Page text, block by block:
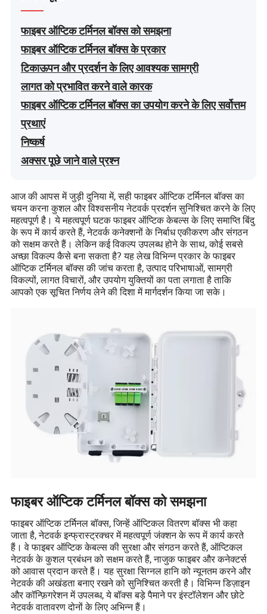
फाइबर ऑप्टिक टर्मिनल बॉक्स को समझना
फाइबर ऑप्टिक टर्मिनल बॉक्स के प्रकार
टिकाऊपन और प्रदर्शन के लिए आवश्यक सामग्री
लागत को प्रभावित करने वाले कारक
फाइबर ऑप्टिक टर्मिनल बॉक्स का उपयोग करने के लिए सर्वोत्तम
प्रथाएं
निष्कर्ष
अक्सर पूछे जाने वाले प्रश्न
आज की आपस में जुड़ी दुनिया में, सही फाइबर ऑप्टिक टर्मिनल बॉक्स का
चयन करना कुशल और विश्वसनीय नेटवर्क प्रदर्शन सुनिश्चित करने के लिए
महत्वपूर्ण है। ये महत्वपूर्ण घटक फाइबर ऑप्टिक केबल्स के लिए समाप्ति बिंदु
के रूप में कार्य करते हैं, नेटवर्क कनेक्शनों के निर्बाध एकीकरण और संगठन
को सक्षम करते हैं। लेकिन कई विकल्प उपलब्ध होने के साथ, कोई सबसे
अच्छा विकल्प कैसे बना सकता है? यह लेख विभिन्न प्रकार के फाइबर
ऑप्टिक टर्मिनल बॉक्स की जांच करता है, उत्पाद परिभाषाओं, सामग्री
विकल्पों, लागत विचारों, और उपयोग युक्तियों का पता लगाता है ताकि
आपको एक सूचित निर्णय लेने की दिशा में मार्गदर्शन किया जा सके।
फाइबर ऑप्टिक टर्मिनल बॉक्स को समझना
फाइबर ऑप्टिक टर्मिनल बॉक्स, जिन्हें ऑप्टिकल वितरण बॉक्स भी कहा
जाता है, नेटवर्क इन्फ्रास्ट्रक्चर में महत्वपूर्ण जंक्शन के रूप में कार्य करते
हैं। वे फाइबर ऑप्टिक केबल्स की सुरक्षा और संगठन करते हैं, ऑप्टिकल
नेटवर्क के कुशल प्रबंधन को सक्षम करते हैं, नाजुक फाइबर और कनेक्टर्स
को आवास प्रदान करते हैं। यह सुरक्षा सिग्नल हानि को न्यूनतम करने और
नेटवर्क की अखंडता बनाए रखने को सुनिश्चित करती है। विभिन्न डिज़ाइन
और कॉन्फ़िगरेशन में उपलब्ध, ये बॉक्स बड़े पैमाने पर इंस्टॉलेशन और छोटे
नेटवर्क वातावरण दोनों के लिए अभिन्न हैं।